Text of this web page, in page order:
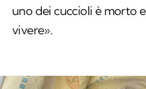
uno dei cuccioli è morto
vivere».